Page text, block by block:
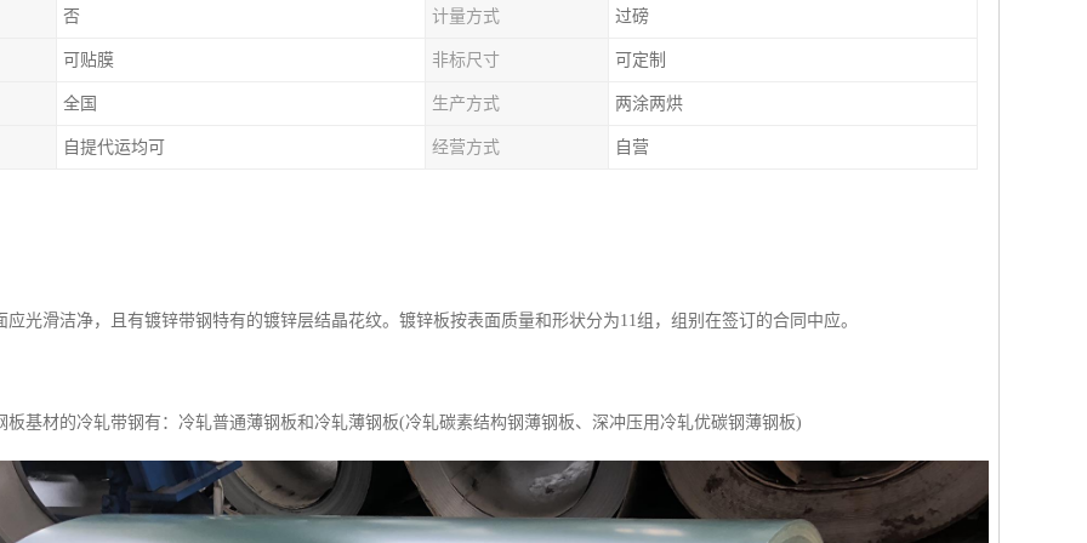
否 计量方式 过磅
可贴膜 非标尺寸 可定制
全国 生产方式 两涂两烘
自提代运均可 经营方式 自营
应光滑洁净，且有镀锌带钢特有的镀锌层结晶花纹。镀锌板按表面质量和形状分为11组，组别在签订的合同中应。
板基材的冷轧带钢有：冷轧普通薄钢板和冷轧薄钢板(冷轧碳素结构钢薄钢板、深冲压用冷轧优碳钢薄钢板)